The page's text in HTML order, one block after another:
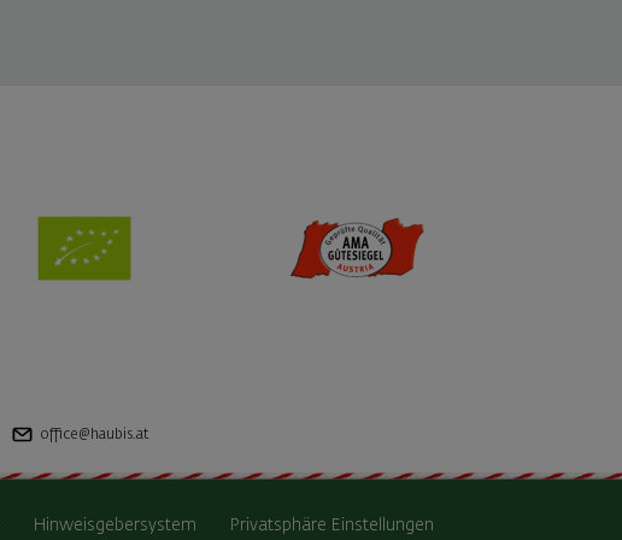
office@haubis.at
Hinweisgebersystem Privatsphäre Einstellungen